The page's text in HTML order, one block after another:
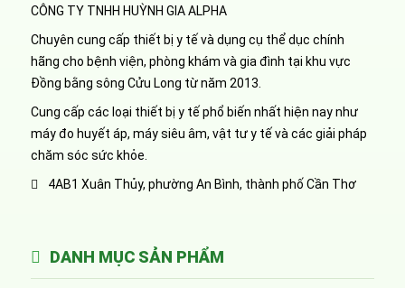
CÔNG TY TNHH HUỲNH GIA ALPHA
Chuyên cung cấp thiết bị y tế và dụng cụ thể dục chính
hãng cho bệnh viện, phòng khám và gia đình tại khu vực
Đồng bằng sông Cửu Long từ năm 2013.
Cung cấp các loại thiết bị y tế phổ biến nhất hiện nay như
máy đo huyết áp, máy siêu âm, vật tư y tế và các giải pháp
chăm sóc sức khỏe.
4AB1 Xuân Thủy, phường An Bình, thành phố Cần Thơ
DANH MỤC SẢN PHẨM